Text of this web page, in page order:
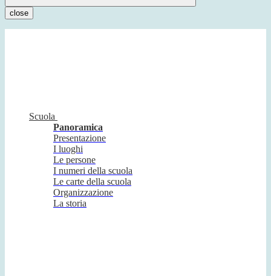
close
Scuola
Panoramica
Presentazione
I luoghi
Le persone
I numeri della scuola
Le carte della scuola
Organizzazione
La storia